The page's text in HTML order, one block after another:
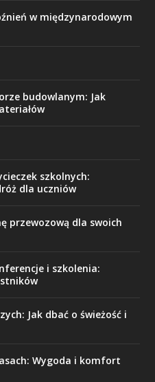
w międzynarodowym
budowlanym: Jak
szkolnych:
dla uczniów
przewozową dla swoich
i szkolenia:
Jak dbać o świeżość i
Wygoda i komfort